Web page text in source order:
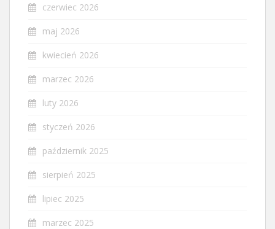
czerwiec 2026
maj 2026
kwiecień 2026
marzec 2026
luty 2026
styczeń 2026
październik 2025
sierpień 2025
lipiec 2025
marzec 2025